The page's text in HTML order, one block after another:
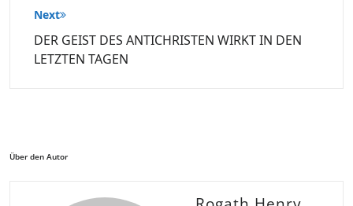
Next
DER GEIST DES ANTICHRISTEN WIRKT IN DEN
LETZTEN TAGEN
Über den Autor